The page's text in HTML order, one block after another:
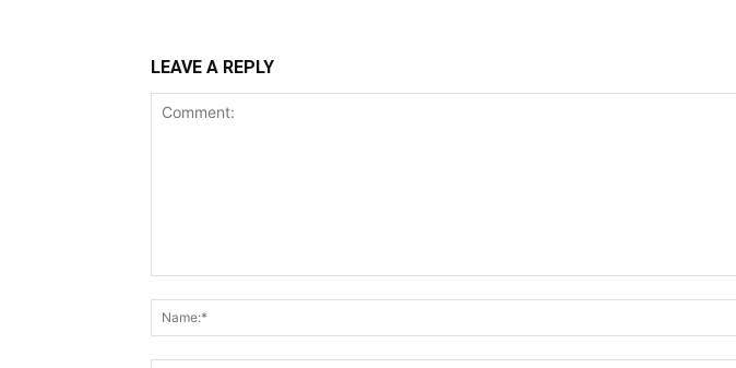
LEAVE A REPLY